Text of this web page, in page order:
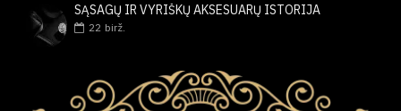
SĄSAGŲ IR VYRIŠKŲ AKSESUARŲ ISTORIJA
22 birž.